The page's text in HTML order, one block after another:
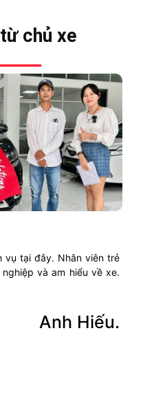
chủ xe
Giá Tốt kiểm định xe quá
hơn thị trường khoảng
bè đến đây.
Chị Trang.